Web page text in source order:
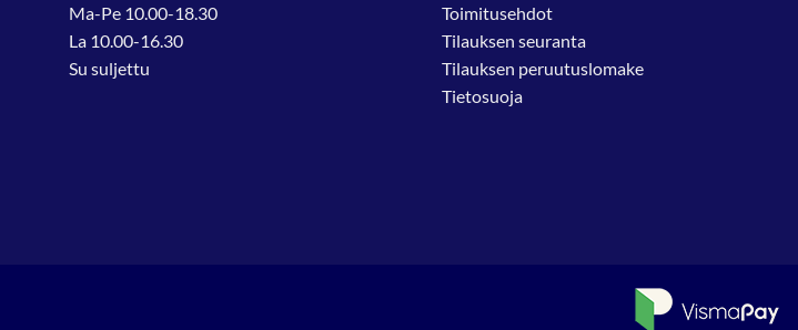
Ma-Pe 10.00-18.30
La 10.00-16.30
Su suljettu
Toimitusehdot
Tilauksen seuranta
Tilauksen peruutuslomake
Tietosuoja